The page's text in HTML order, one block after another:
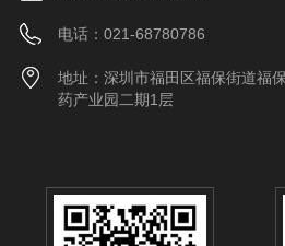
电话：021-68780786
地址：深圳市福田区福保街道福
药产业园二期1层